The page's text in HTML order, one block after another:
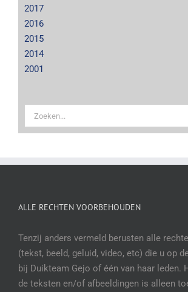
2017
2016
2015
2014
2001
Zoeken
naar:
ALLE RECHTEN VOORBEHOUDEN
Tenzij anders vermeld berusten alle
(tekst, beeld, geluid, video, etc) die u op
bij Duikteam Gejo of één van haar leden.
de teksten en/of afbeeldingen is alleen